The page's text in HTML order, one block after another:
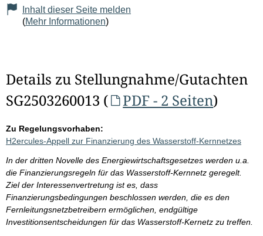
Inhalt dieser Seite melden
(Mehr Informationen)
Details zu Stellungnahme/Gutachten
SG2503260013 (
PDF - 2 Seiten)
Zu Regelungsvorhaben:
H2ercules-Appell zur Finanzierung des Wasserstoff-Kernnetzes
In der dritten Novelle des Energiewirtschaftsgesetzes werden u.a.
die Finanzierungsregeln für das Wasserstoff-Kernnetz geregelt.
Ziel der Interessenvertretung ist es, dass
Finanzierungsbedingungen beschlossen werden, die es den
Fernleitungsnetzbetreibern ermöglichen, endgültige
Investitionsentscheidungen für das Wasserstoff-Kernetz zu treffen.